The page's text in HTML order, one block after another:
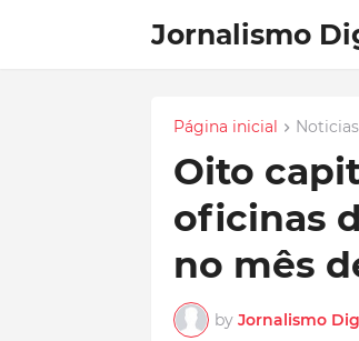
Jornalismo
Página inicial
Oito
oficinas
no mês
by Jornalismo